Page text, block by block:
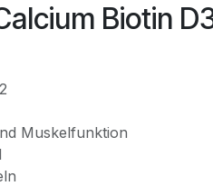
Biotin
Muskelfunktion